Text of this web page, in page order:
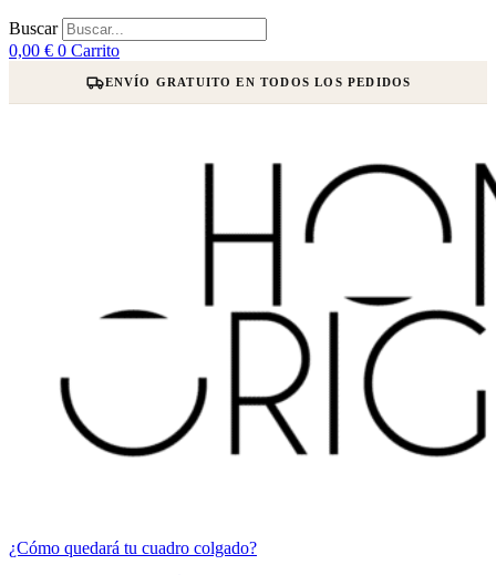
Buscar
0,00 € 0 Carrito
ENVÍO GRATUITO EN TODOS LOS PEDIDOS
¿Cómo quedará tu cuadro colgado?